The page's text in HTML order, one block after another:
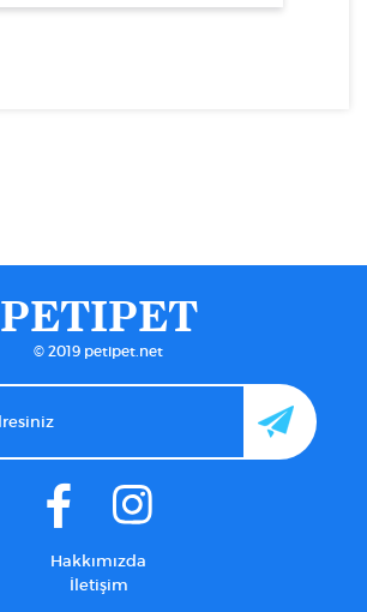
PETIPET
© 2019 petipet.net
Hakkımızda
İletişim